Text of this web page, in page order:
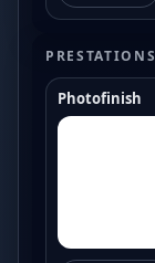
PRESTATIONS
Photofinish